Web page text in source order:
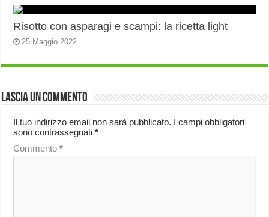
Risotto con asparagi e scampi: la ricetta light
25 Maggio 2022
Lascia un commento
Il tuo indirizzo email non sarà pubblicato. I campi obbligatori
sono contrassegnati*
Commento*